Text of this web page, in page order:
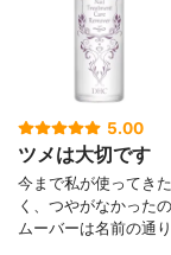
5.00
ツメは大切です
今まで私が使ってき
く、つやがなかった
ムーバーは名前の通